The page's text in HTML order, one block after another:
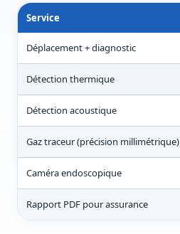
Service
Déplacement + diagnostic
Détection thermique
Détection acoustique
Gaz traceur (précision millimétrique)
Caméra endoscopique
Rapport PDF pour assurance